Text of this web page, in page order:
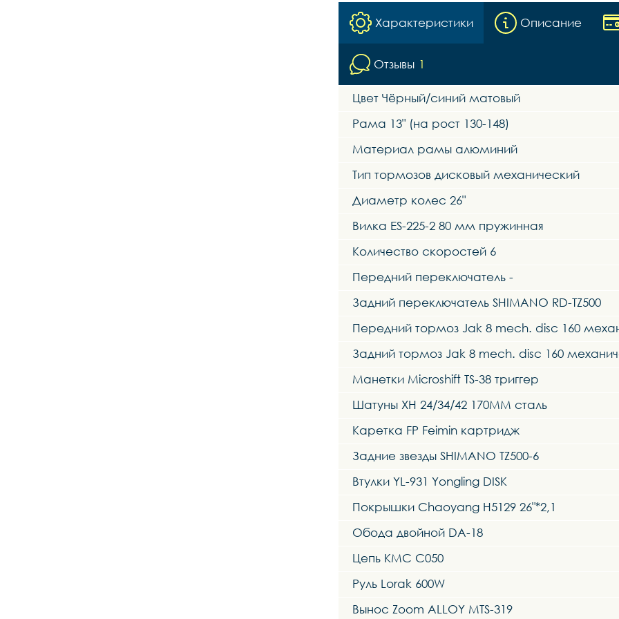
Характеристики Описание
Отзывы 1
Цвет Чёрный/синий матовый
Рама 13" (на рост 130-148)
Материал рамы алюминий
Тип тормозов дисковый механический
Диаметр колес 26"
Вилка ES-225-2 80 мм пружинная
Количество скоростей 6
Передний переключатель -
Задний переключатель SHIMANO RD-TZ500
Передний тормоз Jak 8 mech. disc 160
Задний тормоз Jak 8 mech. disc 160
Манетки Microshift TS-38 триггер
Шатуны XH 24/34/42 170MM сталь
Каретка FP Feimin картридж
Задние звезды SHIMANO TZ500-6
Втулки YL-931 Yongling DISK
Покрышки Chaoyang H5129 26"*2,1
Обода двойной DA-18
Цепь KMC C050
Руль Lorak 600W
Вынос Zoom ALLOY MTS-319